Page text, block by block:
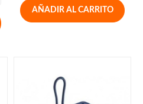
AÑADIR AL CARRITO